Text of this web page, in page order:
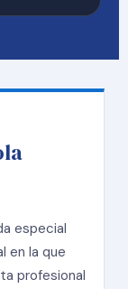
especial
en la que
profesional